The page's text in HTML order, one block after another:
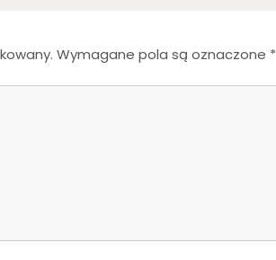
Wymagane pola są oznaczone *